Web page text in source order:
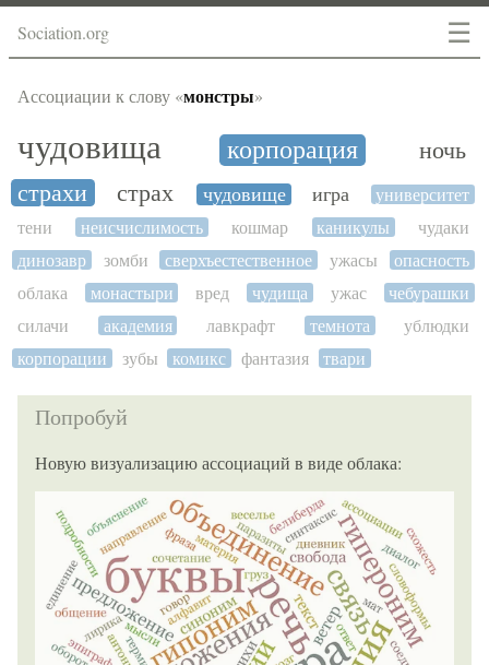
☰
Sociation.org
Ассоциации к слову «монстры»
чудовища корпорация
ночь
страхи
страх чудовище игра
университет
тени
неисчислимость кошмар каникулы
чудаки
динозавр
зомби сверхъестественное ужасы
опасность
облака
монастыри вред чудища ужас
чебурашки
силачи
академия лавкрафт темнота
ублюдки
корпорации
зубы комикс фантазия твари
Попробуй
Новую визуализацию ассоциаций в виде облака: